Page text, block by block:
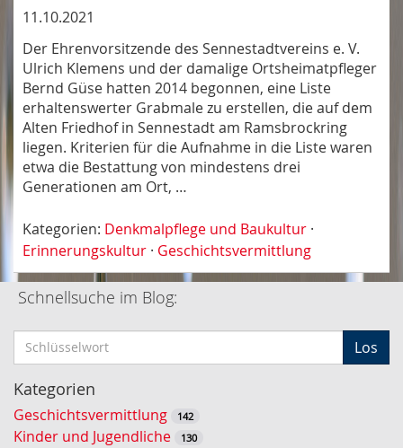
11.10.2021
Der Ehrenvorsitzende des Sennestadtvereins e. V.
Ulrich Klemens und der damalige Ortsheimatpfleger
Bernd Güse hatten 2014 begonnen, eine Liste
erhaltenswerter Grabmale zu erstellen, die auf dem
Alten Friedhof in Sennestadt am Ramsbrockring
liegen. Kriterien für die Aufnahme in die Liste waren
etwa die Bestattung von mindestens drei
Generationen am Ort, …
Kategorien: Denkmalpflege und Baukultur ·
Erinnerungskultur · Geschichtsvermittlung
Schnellsuche im Blog:
c
h
ü
Los
Kategorien
Geschichtsvermittlung 142
Kinder und Jugendliche 130